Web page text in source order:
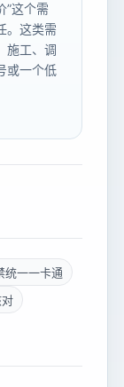
”这个需
。这类需
施工、调
或一个低
统一一卡通